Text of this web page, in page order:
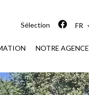
Sélection FR
NOTRE AGENCE